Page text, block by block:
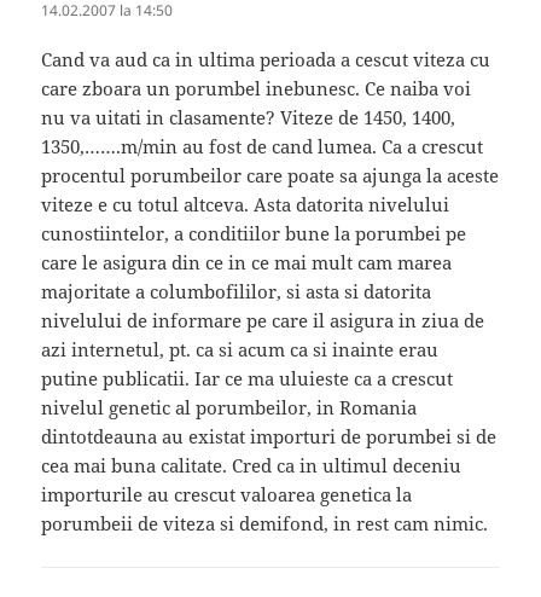
14.02.2007 la 14:50
Cand va aud ca in ultima perioada a cescut viteza cu
care zboara un porumbel inebunesc. Ce naiba voi
nu va uitati in clasamente? Viteze de 1450, 1400,
1350,…….m/min au fost de cand lumea. Ca a crescut
procentul porumbeilor care poate sa ajunga la aceste
viteze e cu totul altceva. Asta datorita nivelului
cunostiintelor, a conditiilor bune la porumbei pe
care le asigura din ce in ce mai mult cam marea
majoritate a columbofililor, si asta si datorita
nivelului de informare pe care il asigura in ziua de
azi internetul, pt. ca si acum ca si inainte erau
putine publicatii. Iar ce ma uluieste ca a crescut
nivelul genetic al porumbeilor, in Romania
dintotdeauna au existat importuri de porumbei si de
cea mai buna calitate. Cred ca in ultimul deceniu
importurile au crescut valoarea genetica la
porumbeii de viteza si demifond, in rest cam nimic.